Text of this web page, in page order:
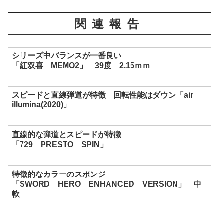
関連報告
シリーズ中バランスが一番良い
「紅双喜 MEMO2」 39度 2.15ｍｍ
スピードと直線弾道が特徴 回転性能はダウン「air
illumina(2020)」
直線的な弾道とスピードが特徴
「729 PRESTO SPIN」
特徴的なカラーのスポンジ
「SWORD HERO ENHANCED VERSION」 中
軟